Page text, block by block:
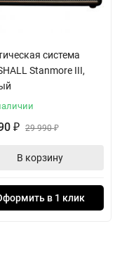
что позволяет
решением для
система
Stanmore III,
₽ 29 990₽
В корзину
в 1 клик